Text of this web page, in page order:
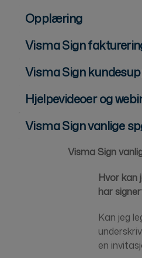
Opplæring
Visma Sign
Visma Sign
Hjelpevideoer og
Visma Sign vanlige
Visma Sign
Hvor kan
har
Kan jeg
en